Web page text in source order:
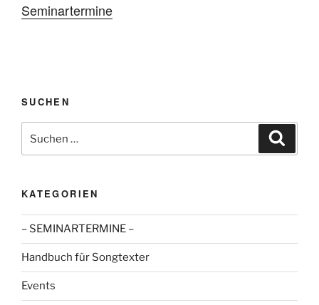
Seminartermine
SUCHEN
Suche
nach:
KATEGORIEN
– SEMINARTERMINE –
Handbuch für Songtexter
Events